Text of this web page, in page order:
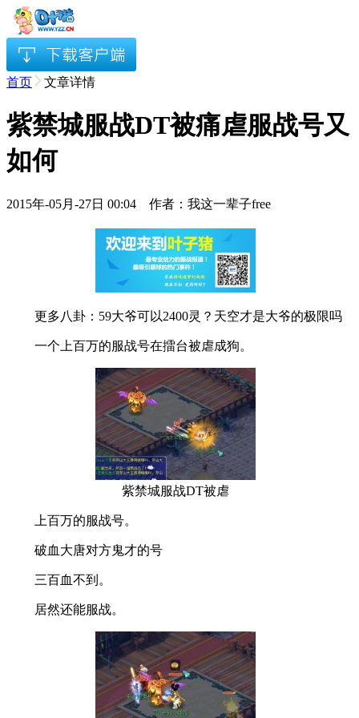
首页 文章详情
紫禁城服战DT被痛虐服战号又
如何
2015年-05月-27日 00:04 作者：我这一辈子free
更多八卦：59大爷可以2400灵？天空才是大爷的极限吗
一个上百万的服战号在擂台被虐成狗。
紫禁城服战DT被虐
上百万的服战号。
破血大唐对方鬼才的号
三百血不到。
居然还能服战。